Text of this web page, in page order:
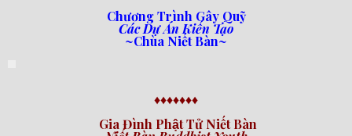
Chương Trình Gây Quỹ
Các Dự Án Kiến Tạo
~Chùa Niết Bàn~
♦♦♦♦♦♦♦
Gia Đình Phật Tử Niết Bàn